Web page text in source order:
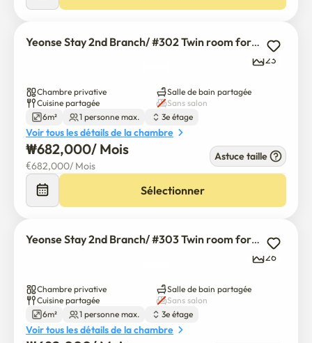
• 3 min à pied jusqu'à l'arrêt de bus le plus proche
d'Incheon (environ 1 heure)
• Entreposage super lit simple avec matelas haut de
gamme
• Couverture de matelas anti-bugs
• Bureau et chaise
• Garde-robe
• Feux de bureau DEL
• Les rideaux noirs
• Recyclage et poubelles
• Double verrouillage numérique de la porte
• Combinaison lave-linge et sèche-linge
• Réfrigérateur
• Purificateur d'eau
Yeonse Stay 2nd Branch/ #302 Twin room for 2 people
23
Chambre privative
Salle de bain partagée
Cuisine partagée
Sans salon
6m²
1 personne max. 3e étage
Voir tous les détails de la chambre
₩682,000/ Mois
€682,000/ Mois
Astuce taille
Sélectionner
Yeonse Stay 2nd Branch/ #303 Twin room for 2 people
26
Chambre privative
Salle de bain partagée
Cuisine partagée
Sans salon
6m²
1 personne max. 3e étage
Voir tous les détails de la chambre